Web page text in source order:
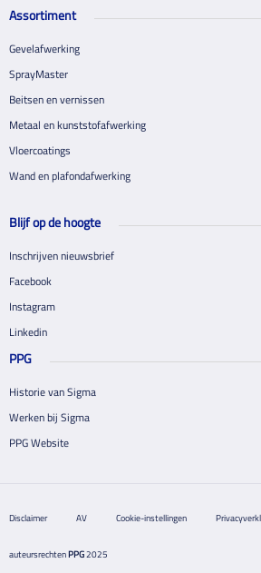
Assortiment
Gevelafwerking
SprayMaster
Beitsen en vernissen
Metaal en kunststofafwerking
Vloercoatings
Wand en plafondafwerking
Blijf op de hoogte
Inschrijven nieuwsbrief
Facebook
Instagram
Linkedin
PPG
Historie van Sigma
Werken bij Sigma
PPG Website
Disclaimer AV Cookie-instellingen
auteursrechtenPPG2025